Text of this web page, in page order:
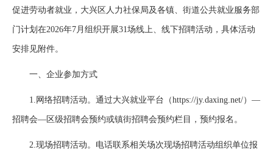
促进劳动者就业，大兴区人力社保局及各镇、街道公共就业服务部
门计划在2026年7月组织开展31场线上、线下招聘活动，具体活动
安排见附件。
一、企业参加方式
1.网络招聘活动。通过大兴就业平台（https://jy.daxing.net/）—
招聘会—区级招聘会预约或镇街招聘会预约栏目，预约报名。
2.现场招聘活动。电话联系相关场次现场招聘活动组织单位报